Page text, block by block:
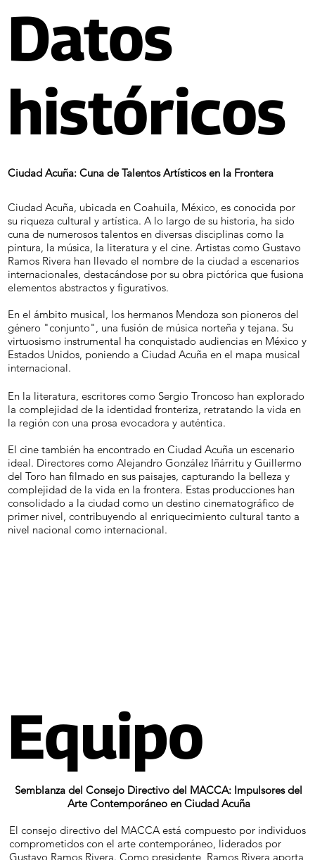
Datos
históricos
Ciudad Acuña: Cuna de Talentos Artísticos en la Frontera
Ciudad Acuña, ubicada en Coahuila, México, es conocida por
su riqueza cultural y artística. A lo largo de su historia, ha sido
cuna de numerosos talentos en diversas disciplinas como la
pintura, la música, la literatura y el cine. Artistas como Gustavo
Ramos Rivera han llevado el nombre de la ciudad a escenarios
internacionales, destacándose por su obra pictórica que fusiona
elementos abstractos y figurativos.
En el ámbito musical, los hermanos Mendoza son pioneros del
género "conjunto", una fusión de música norteña y tejana. Su
virtuosismo instrumental ha conquistado audiencias en México y
Estados Unidos, poniendo a Ciudad Acuña en el mapa musical
internacional.
En la literatura, escritores como Sergio Troncoso han explorado
la complejidad de la identidad fronteriza, retratando la vida en
la región con una prosa evocadora y auténtica.
El cine también ha encontrado en Ciudad Acuña un escenario
ideal. Directores como Alejandro González Iñárritu y Guillermo
del Toro han filmado en sus paisajes, capturando la belleza y
complejidad de la vida en la frontera. Estas producciones han
consolidado a la ciudad como un destino cinematográfico de
primer nivel, contribuyendo al enriquecimiento cultural tanto a
nivel nacional como internacional.
Equipo
Semblanza del Consejo Directivo del MACCA: Impulsores del
Arte Contemporáneo en Ciudad Acuña
El consejo directivo del MACCA está compuesto por individuos
comprometidos con el arte contemporáneo, liderados por
Gustavo Ramos Rivera. Como presidente, Ramos Rivera aporta